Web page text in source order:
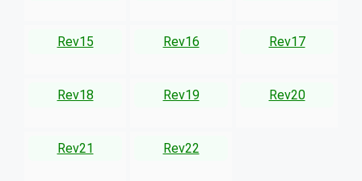
Rev15 Rev16 Rev17
Rev18 Rev19 Rev20
Rev21 Rev22